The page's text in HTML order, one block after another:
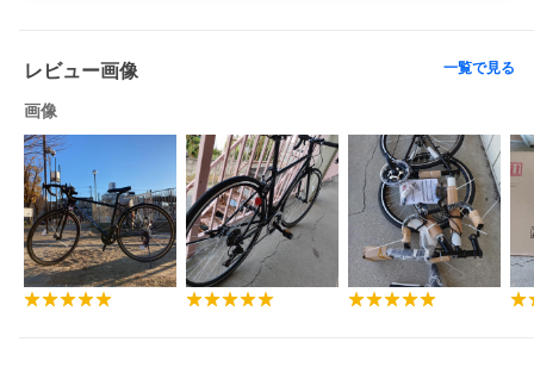
レビュー画像 一覧で見る
画像